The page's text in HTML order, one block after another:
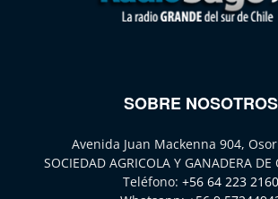
SOBRE NOSOTROS
Avenida Juan Mackenna 904,
SOCIEDAD AGRICOLA Y GANADERA DE
Teléfono: +56 64 223 2160